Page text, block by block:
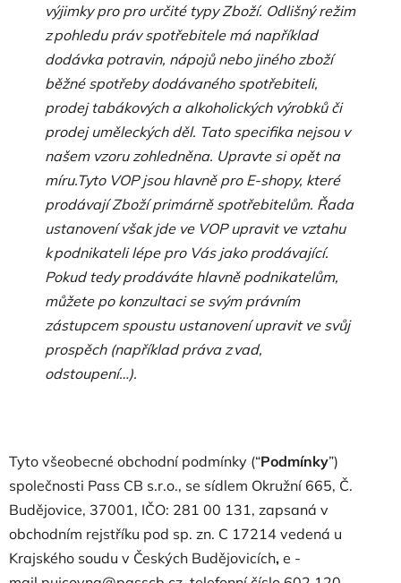
výjimky pro pro určité typy Zboží. Odlišný režim
z pohledu práv spotřebitele má například
dodávka potravin, nápojů nebo jiného zboží
běžné spotřeby dodávaného spotřebiteli,
prodej tabákových a alkoholických výrobků či
prodej uměleckých děl. Tato specifika nejsou v
našem vzoru zohledněna. Upravte si opět na
míru.Tyto VOP jsou hlavně pro E-shopy, které
prodávají Zboží primárně spotřebitelům. Řada
ustanovení však jde ve VOP upravit ve vztahu
k podnikateli lépe pro Vás jako prodávající.
Pokud tedy prodáváte hlavně podnikatelům,
můžete po konzultaci se svým právním
zástupcem spoustu ustanovení upravit ve svůj
prospěch (například práva z vad,
odstoupení…).
Tyto všeobecné obchodní podmínky (“Podmínky”)
společnosti Pass CB s.r.o., se sídlem Okružní 665, Č.
Budějovice, 37001, IČO: 281 00 131, zapsaná v
obchodním rejstříku pod sp. zn. C 17214 vedená u
Krajského soudu v Českých Budějovicích, e -